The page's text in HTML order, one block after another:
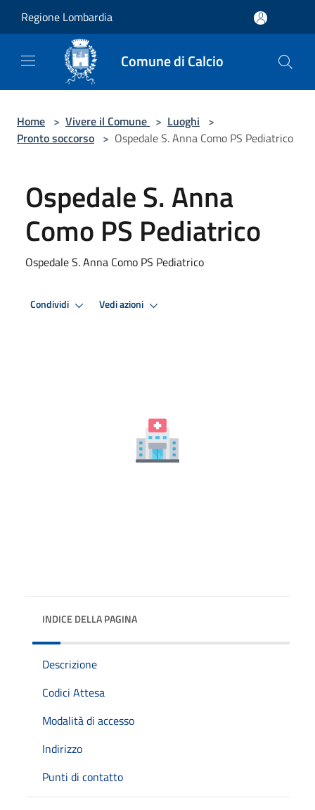
Regione Lombardia
Comune di Calcio
Home > Vivere il Comune > Luoghi >
Pronto soccorso > Ospedale S. Anna Como PS Pediatrico
Ospedale S. Anna
Como PS Pediatrico
Ospedale S. Anna Como PS Pediatrico
Condividi Vedi azioni
INDICE DELLA PAGINA
Descrizione
Codici Attesa
Modalità di accesso
Indirizzo
Punti di contatto